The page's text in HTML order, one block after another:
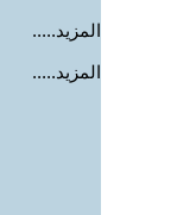
المزيد.....
المزيد.....